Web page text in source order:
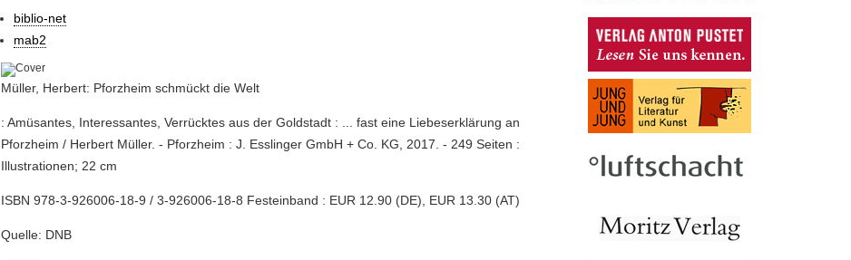
biblio-net
mab2
Müller, Herbert: Pforzheim schmückt die Welt
: Amüsantes, Interessantes, Verrücktes aus der Goldstadt : ... fast eine Liebeserklärung an
Pforzheim / Herbert Müller. - Pforzheim : J. Esslinger GmbH + Co. KG, 2017. - 249 Seiten :
Illustrationen; 22 cm
ISBN 978-3-926006-18-9 / 3-926006-18-8 Festeinband : EUR 12.90 (DE), EUR 13.30 (AT)
Quelle: DNB